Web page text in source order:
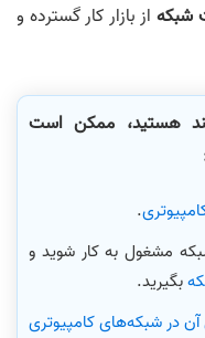
شبکه از بازار کار گسترده و
هستید، ممکن است
.
مشغول به کار شوید و
بگیرید.
در شبکه‌های کامپیوتری